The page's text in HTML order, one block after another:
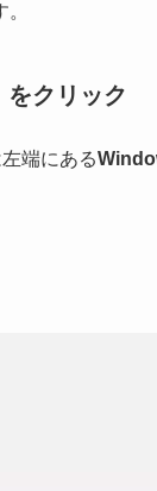
クリック
端にある